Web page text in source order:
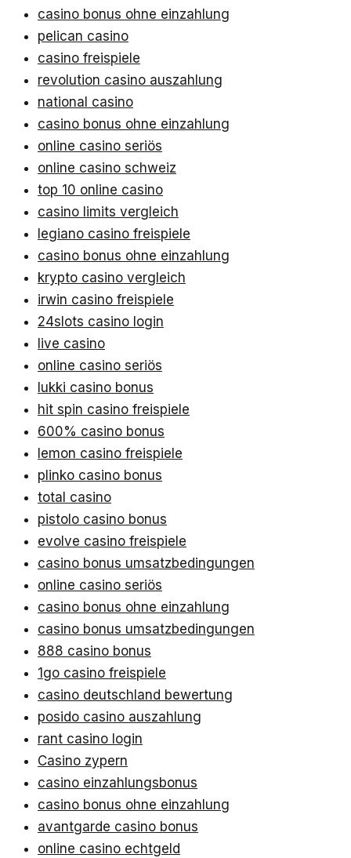
casino bonus ohne einzahlung
pelican casino
casino freispiele
revolution casino auszahlung
national casino
casino bonus ohne einzahlung
online casino seriös
online casino schweiz
top 10 online casino
casino limits vergleich
legiano casino freispiele
casino bonus ohne einzahlung
krypto casino vergleich
irwin casino freispiele
24slots casino login
live casino
online casino seriös
lukki casino bonus
hit spin casino freispiele
600% casino bonus
lemon casino freispiele
plinko casino bonus
total casino
pistolo casino bonus
evolve casino freispiele
casino bonus umsatzbedingungen
online casino seriös
casino bonus ohne einzahlung
casino bonus umsatzbedingungen
888 casino bonus
1go casino freispiele
casino deutschland bewertung
posido casino auszahlung
rant casino login
Casino zypern
casino einzahlungsbonus
casino bonus ohne einzahlung
avantgarde casino bonus
online casino echtgeld